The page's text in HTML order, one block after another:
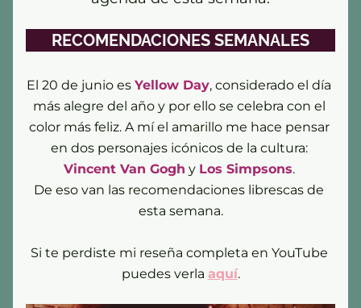
RECOMENDACIONES SEMANALES
El 20 de junio es Yellow Day, considerado el día
más alegre del año y por ello se celebra con el
color más feliz. A mí el amarillo me hace pensar
en dos personajes icónicos de la cultura:
Vincent Van Gogh y Los Simpsons.
De eso van las recomendaciones librescas de
esta semana.
Si te perdiste mi reseña completa en YouTube
puedes verla aquí.